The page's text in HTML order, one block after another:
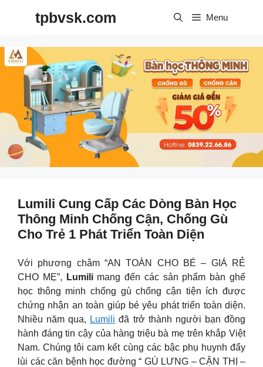
tpbvsk.com Menu
Lumili Cung Cấp Các Dòng Bàn Học
Thông Minh Chống Cận, Chống Gù
Cho Trẻ 1 Phát Triển Toàn Diện
Với phương châm “AN TOÀN CHO BÉ – GIÁ RẺ
CHO MẸ”,
Lumilimang đến các sản phẩm bàn ghế
học thông minh chống gù chống cận tiện ích được
chứng nhận an toàn giúp bé yêu phát triển toàn diện.
Nhiều năm qua, Lumili đã trở thành người bạn đồng
hành đáng tin cậy của hàng triệu bà mẹ trên khắp Việt
Nam. Chúng tôi cam kết cùng các bậc phụ huynh đẩy
lùi các căn bệnh học đường “ GÙ LƯNG – CẬN THỊ –